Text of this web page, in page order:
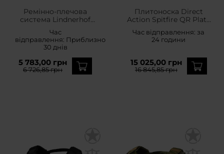
Ремінно-плечова
система Lindnerhof
Flecktarn
Час
відправлення: Приблизно
30 днів
5 783,00 грн
6 726,85 грн
Плитоноска Direct
Action Spitfire QR Plate
Carrier - Coyote Brown
Час відправлення: за
24 години
15 025,00 грн
16 845,85 грн